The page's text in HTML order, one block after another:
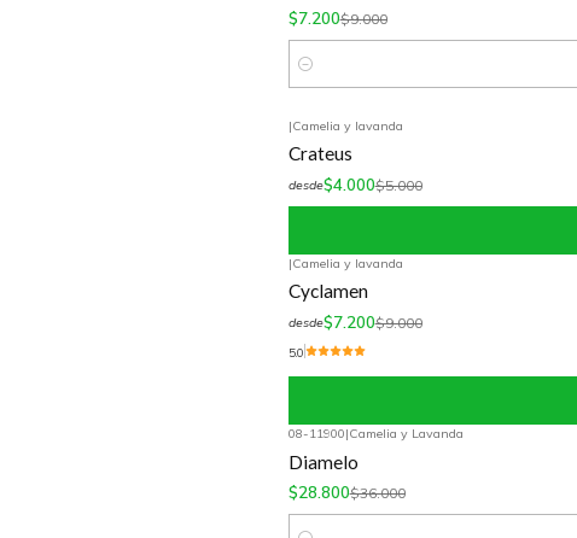
$7.200$9.000
Cantidad
|Camelia y lavanda
Crateus
desde$4.000$5.000
|Camelia y lavanda
Cyclamen
desde$7.200$9.000
5.0
08-11900|Camelia y Lavanda
Diamelo
$28.800$36.000